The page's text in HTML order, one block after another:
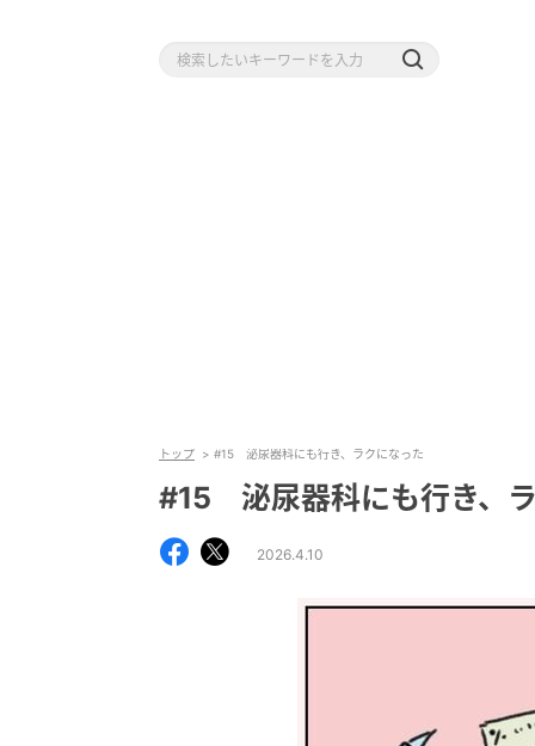
トップ #15 泌尿器科にも行き、ラクになった
#15 泌尿器科にも行き、
2026.4.10